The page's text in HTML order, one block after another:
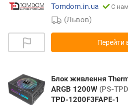
Tomdom.in.ua
С
(Львов)
Перейти
Блок живлення
ARGB 1200W (PS-
TPD-1200F3FAPE-1